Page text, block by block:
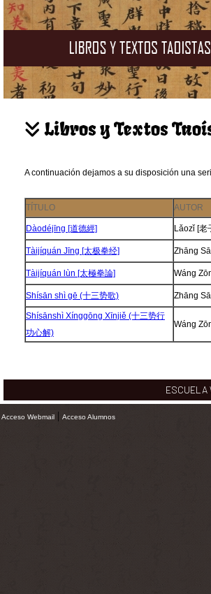
Libros y Textos
A continuación dejamos a su disposición una
TÍTULO AUTOR
Dàodéjīng [道德經] Lǎozǐ [老
Tàijíquán Jīng [太极拳经] Zhāng
Tàijíquán lùn [太極拳論] Wáng
Shísān shì gē (十三势歌) Zhāng
Shísānshì Xínggōng Xīnjiě (十三势行
功心解)
Wáng
Acceso Webmail | Acceso Alumnos